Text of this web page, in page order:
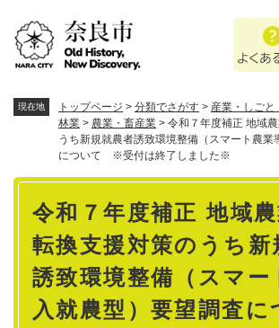
あ
問
現在地 トップページ > 分類でさがす > 産業・しごと
林業 > 農業・畜産業 > 令和７年度補正 地域
うち新規就農者誘致環境整備（スマート農業
について ※受付は終了しました※
本
令和７年度補正 地域
転換支援対策のうち新
誘致環境整備（スマー
入就農型）要望調査